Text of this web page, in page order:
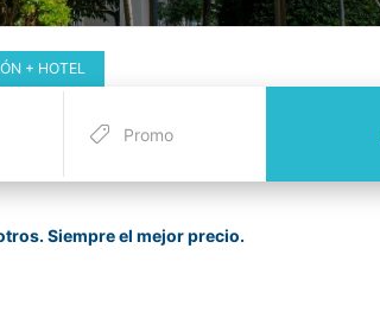
+ HOTEL
Siempre el mejor precio.